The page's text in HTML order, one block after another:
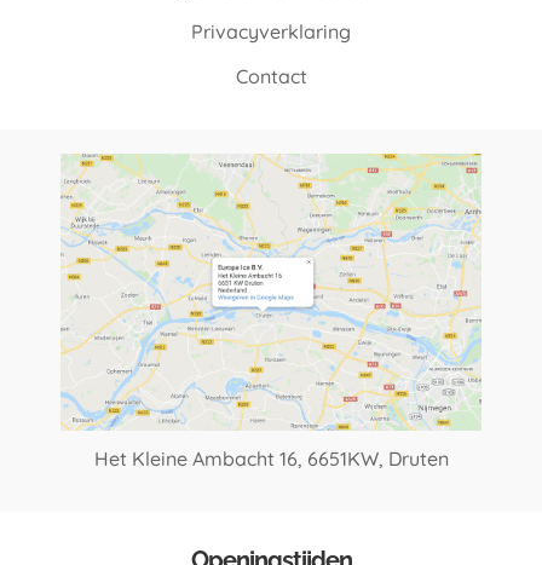
Privacyverklaring
Contact
Het Kleine Ambacht 16, 6651KW, Druten